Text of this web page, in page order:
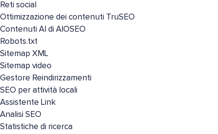
Reti social
Ottimizzazione dei contenuti TruSEO
Contenuti AI di AIOSEO
Robots.txt
Sitemap XML
Sitemap video
Gestore Reindirizzamenti
SEO per attività locali
Assistente Link
Analisi SEO
Statistiche di ricerca